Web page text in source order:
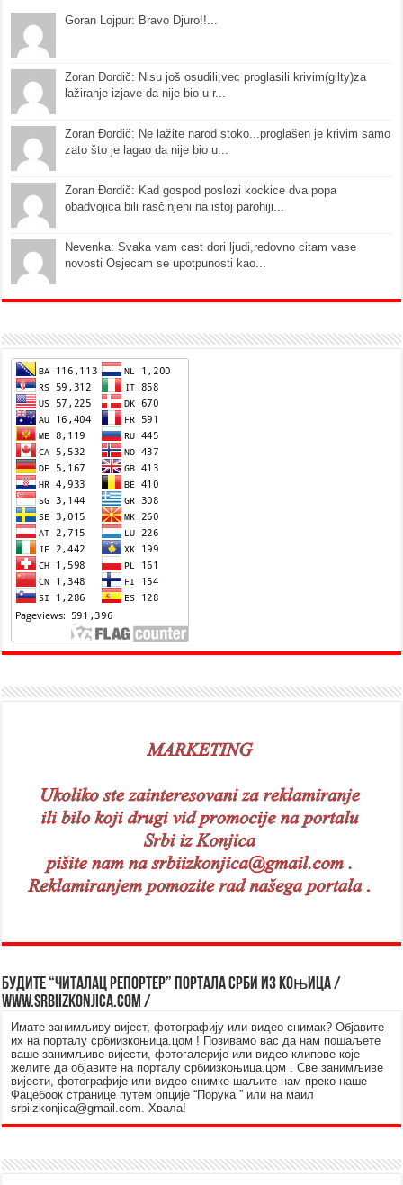
Goran Lojpur: Bravo Djuro!!...
Zoran Đordič: Nisu još osudili,vec proglasili krivim(gilty)za
lažiranje izjave da nije bio u r...
Zoran Đordič: Ne lažite narod stoko...proglašen je krivim samo
zato što je lagao da nije bio u...
Zoran Đordič: Kad gospod poslozi kockice dva popa
obadvojica bili rasčinjeni na istoj parohiji...
Nevenka: Svaka vam cast dori ljudi,redovno citam vase
novosti Osjecam se upotpunosti kao...
Будите “читалац репортер” портала Срби из Kоњица /
www.srbiizkonjica.com /
Имате занимљиву вијест, фотографију или видео снимак? Објавите
их на порталу србиизкоњица.цом ! Позивамо вас да нам пошаљете
ваше занимљиве вијести, фотогалерије или видео клипове које
желите да објавите на порталу србиизкоњица.цом . Све занимљиве
вијести, фотографије или видео снимке шаљите нам преко наше
Фацебоок странице путем опције “Порука ” или на маил
srbiizkonjica@gmail.com. Хвала!